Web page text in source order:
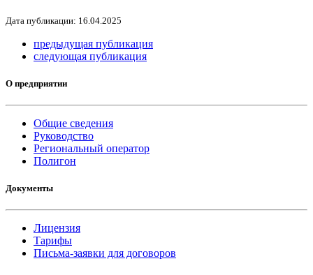
Дата публикации: 16.04.2025
предыдущая публикация
следующая публикация
О предприятии
Общие сведения
Руководство
Региональный оператор
Полигон
Документы
Лицензия
Тарифы
Письма-заявки для договоров